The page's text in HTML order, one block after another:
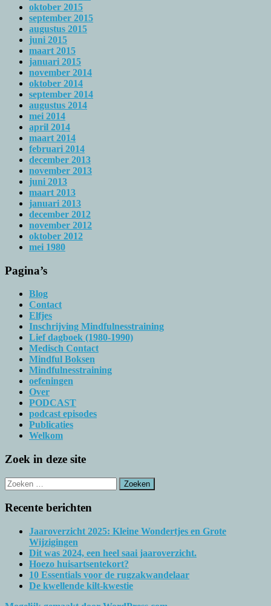
oktober 2015
september 2015
augustus 2015
juni 2015
maart 2015
januari 2015
november 2014
oktober 2014
september 2014
augustus 2014
mei 2014
april 2014
maart 2014
februari 2014
december 2013
november 2013
juni 2013
maart 2013
januari 2013
december 2012
november 2012
oktober 2012
mei 1980
Pagina’s
Blog
Contact
Elfjes
Inschrijving Mindfulnesstraining
Lief dagboek (1980-1990)
Medisch Contact
Mindful Boksen
Mindfulnesstraining
oefeningen
Over
PODCAST
podcast episodes
Publicaties
Welkom
Zoek in deze site
Zoeken
naar:
Recente berichten
Jaaroverzicht 2025: Kleine Wondertjes en Grote
Wijzigingen
Dit was 2024, een heel saai jaaroverzicht.
Hoezo huisartsentekort?
10 Essentials voor de rugzakwandelaar
De kwellende kilt-kwestie